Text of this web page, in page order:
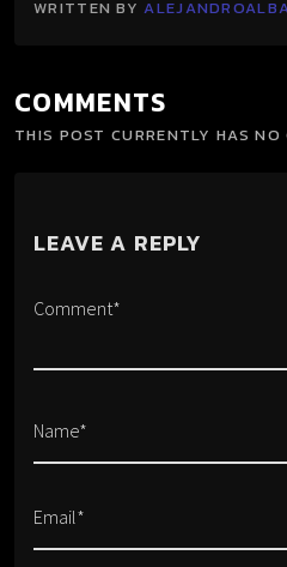
WRITTEN BY
COMMENTS
THIS POST CURRENTLY HAS NO
LEAVE A REPLY
Comment*
Name*
Email*